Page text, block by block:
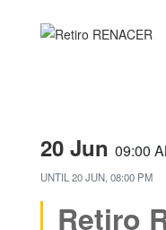
20 Jun 09:00
UNTIL 20 JUN, 08:00 PM
Retiro